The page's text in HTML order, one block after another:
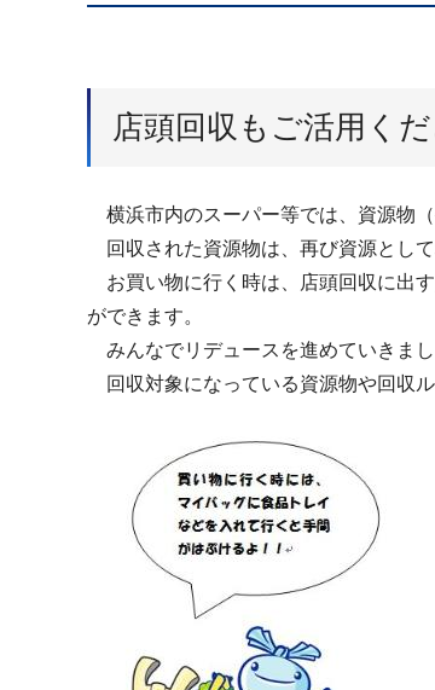
店頭回収もご活用く
横浜市内のスーパー等では、資源物
回収された資源物は、再び資源とし
お買い物に行く時は、店頭回収に出
ができます。
みんなでリデュースを進めていきまし
回収対象になっている資源物や回収